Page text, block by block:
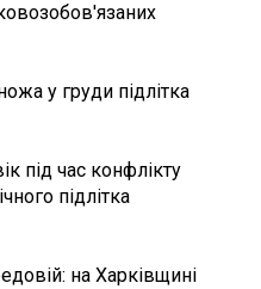
у груди підлітка
під час конфлікту
підлітка
на Харківщині